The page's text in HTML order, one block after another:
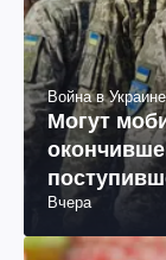
Война в Украине
Могут
юриста
Вчера